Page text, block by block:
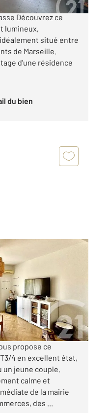
CŒUR NEUF T4
Découvrez ce
lumineux,
situé entre
de Marseille.
d'une résidence
du bien
propose ce
4 en excellent état,
jeune couple.
calme et
de la mairie
des ...